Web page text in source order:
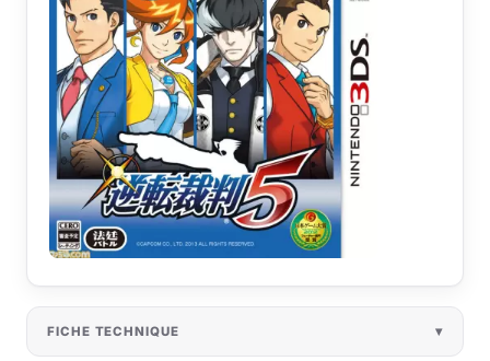
FICHE TECHNIQUE